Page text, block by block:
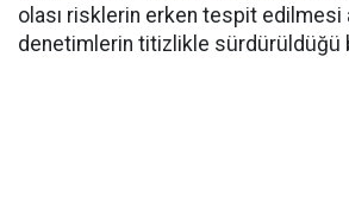
olası risklerin erken tespit edilmesi
denetimlerin titizlikle sürdürüldüğü